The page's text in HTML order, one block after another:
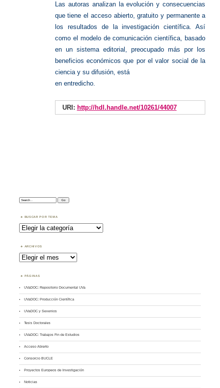
Las autoras analizan la evolución y consecuencias
que tiene el acceso abierto, gratuito y permanente a
los resultados de la investigación científica. Así
como el modelo de comunicación científica, basado
en un sistema editorial, preocupado más por los
beneficios económicos que por el valor social de la
ciencia y su difusión, está
en entredicho.
URI: http://hdl.handle.net/10261/44007
Search:
BUSCAR POR TEMA
Buscar
por
Tema
ARCHIVOS
Archivos
PÁGINAS
UVaDOC: Repositorio Documental UVa
UVaDOC: Producción Científica
UVaDOC y Sexenios
Tesis Doctorales
UVaDOC: Trabajos Fin de Estudios
Acceso Abierto
Consorcio BUCLE
Proyectos Europeos de Investigación
Noticias